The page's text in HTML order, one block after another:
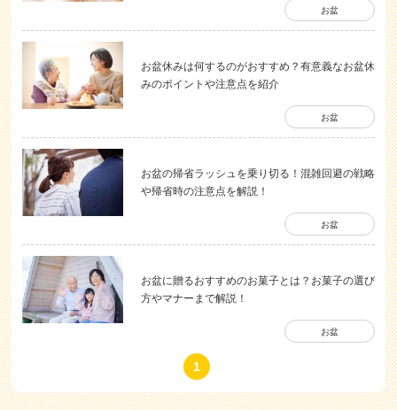
お盆
お盆休みは何するのがおすすめ？有意義なお盆休
みのポイントや注意点を紹介
お盆
お盆の帰省ラッシュを乗り切る！混雑回避の戦略
や帰省時の注意点を解説！
お盆
お盆に贈るおすすめのお菓子とは？お菓子の選び
方やマナーまで解説！
お盆
1